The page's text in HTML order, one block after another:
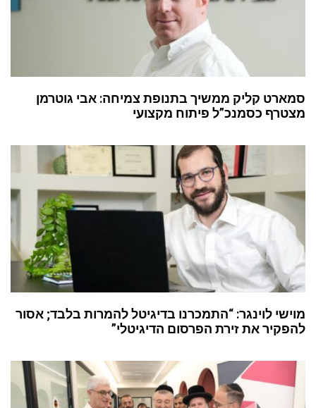
סמארט קליק ממשיך בתנופת צמיחה: אבי גוטרמן
מצטרף כסמנכ”ל פיתוח מקצועי
מוישי לוינגר: “התמכרנו בדיגיטל להמרות בלבד; אסור
להפקיר את זירת הפרסום הדיגיטלי”